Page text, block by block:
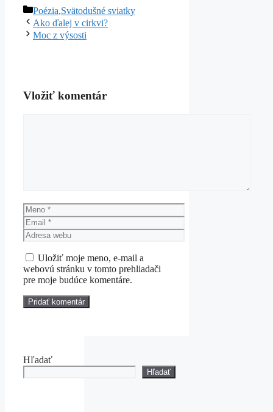
Kategórie
Poézia,Svätodušné sviatky
Ako ďalej v cirkvi?
Moc z výsosti
Vložiť komentár
Meno
Email
Adresa
webu
Uložiť moje meno, e-mail a
webovú stránku v tomto prehliadači
pre moje budúce komentáre.
Hľadať
Hľadať